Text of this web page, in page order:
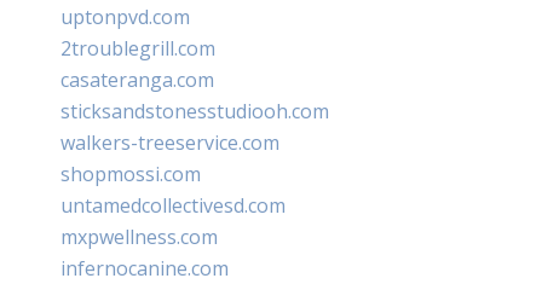
uptonpvd.com
2troublegrill.com
casateranga.com
sticksandstonesstudiooh.com
walkers-treeservice.com
shopmossi.com
untamedcollectivesd.com
mxpwellness.com
infernocanine.com